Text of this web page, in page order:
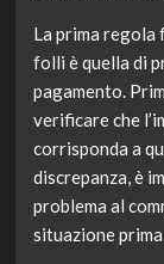
La prima regola
folli è quella di
pagamento.
verificare che
corrisponda a
discrepanza, è
problema al
situazione